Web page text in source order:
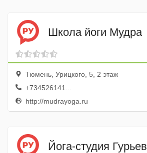
Школа йоги Мудра
Тюмень, Урицкого, 5, 2 этаж
+734526141...
http://mudrayoga.ru
Йога-студия Гурьев